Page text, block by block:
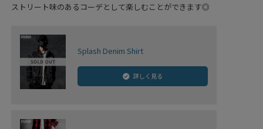
ストリート味のあるコーデとして楽しむことができます◎
Splash Denim Shirt
詳しく見る